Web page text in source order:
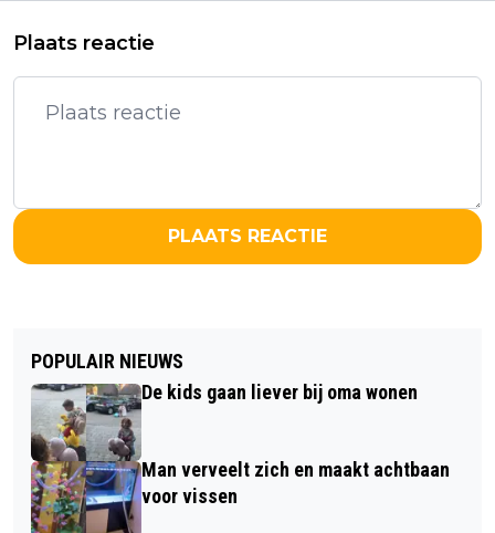
Plaats reactie
PLAATS REACTIE
POPULAIR NIEUWS
De kids gaan liever bij oma wonen
Man verveelt zich en maakt achtbaan
voor vissen